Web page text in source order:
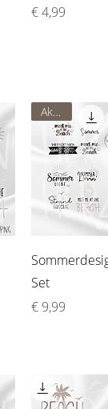
Preis
€ 4,99
Aktion
Set
Preis
€ 9,99